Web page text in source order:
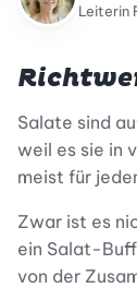
Leiterin
Salate sind
weil es sie in
meist für
Zwar ist es
ein Salat-
von der